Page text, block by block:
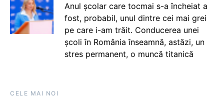
Anul școlar care tocmai s-a încheiat a
fost, probabil, unul dintre cei mai grei
pe care i-am trăit. Conducerea unei
școli în România înseamnă, astăzi, un
stres permanent, o muncă titanică
CELE MAI NOI